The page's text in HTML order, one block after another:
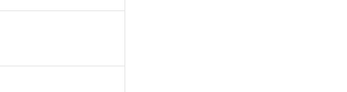
去に遡って非含有を証明するものではありません。